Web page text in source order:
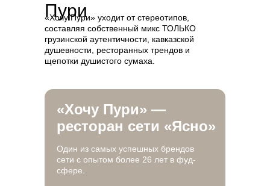
Пури
«Хочу Пури» уходит от стереотипов,
составляя собственный микс ТОЛЬКО
грузинской аутентичности, кавказской
душевности, ресторанных трендов и
щепотки душистого сумаха.
«Хочу Пури» —
ресторан сети «Ясно»
Один из самых успешных брендов
сети с опытом более 26 лет в фуд-
сфере.